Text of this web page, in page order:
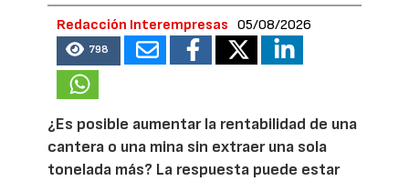
Redacción Interempresas 05/08/2026
798
¿Es posible aumentar la rentabilidad de una
cantera o una mina sin extraer una sola
tonelada más? La respuesta puede estar